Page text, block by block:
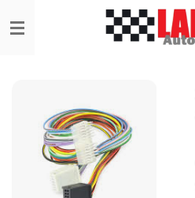
direct